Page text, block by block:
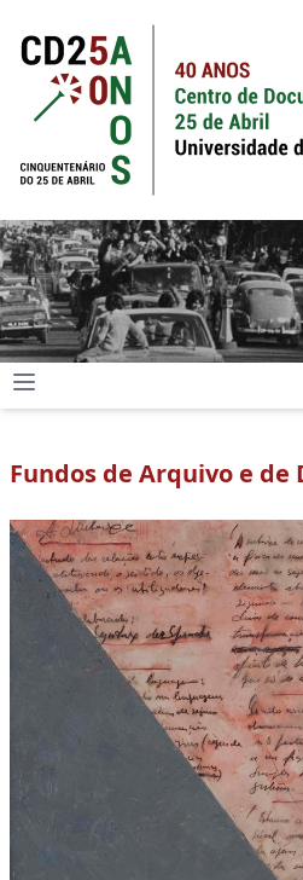
Fundos de Arquivo e de